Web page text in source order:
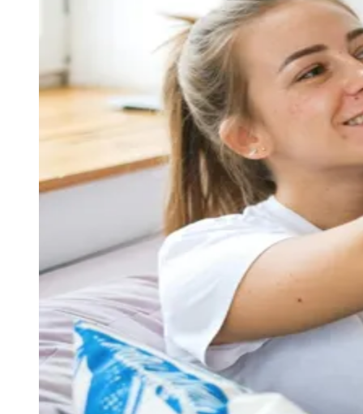
Publicidade Legal
Negócios Regionais
Turismo
Segurança Regional
Hospitais Estaduais
Cidades da Região
Santana de Parnaíba
Carapicuíba JandiraItapevi
Cajamar CaieirasFranco da
Taboão da SerraEmbu das Artes
São Roque
Anuncie Regional
Guia de Empresas
Novo
Hub de Negócios
Guia Comercial
Selo Verificado
Portal Educacional
Agenda de Vestibulares
Vagas de Emprego
Concursos